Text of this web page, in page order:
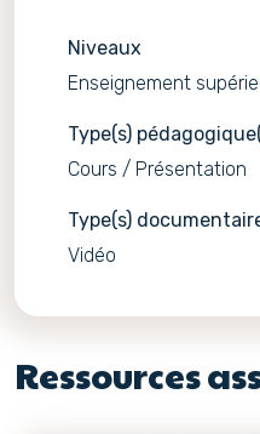
Niveaux
Enseignement
Type(s)
Cours / Présentation
Type(s)
Vidéo
Ressources